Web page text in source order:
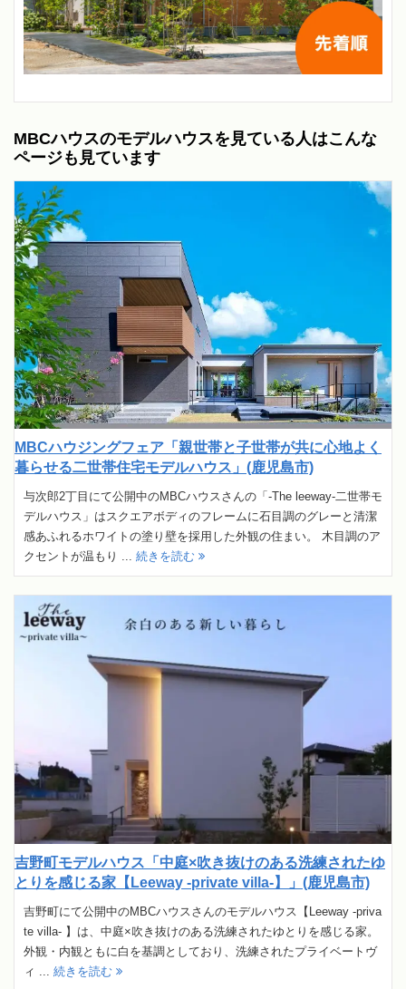
MBCハウスのモデルハウスを見ている人はこんな
ページも見ています
MBCハウジングフェア「親世帯と子世帯が共に心地よく
暮らせる二世帯住宅モデルハウス」(鹿児島市)
与次郎2丁目にて公開中のMBCハウスさんの「-The leeway-二世帯モ
デルハウス」はスクエアボディのフレームに石目調のグレーと清潔
感あふれるホワイトの塗り壁を採用した外観の住まい。 木目調のア
クセントが温もり ... 続きを読む
吉野町モデルハウス「中庭×吹き抜けのある洗練されたゆ
とりを感じる家【Leeway -private villa-】」(鹿児島市)
吉野町にて公開中のMBCハウスさんのモデルハウス【Leeway -priva
te villa- 】は、中庭×吹き抜けのある洗練されたゆとりを感じる家。
外観・内観ともに白を基調としており、洗練されたプライベートヴ
ィ ... 続きを読む